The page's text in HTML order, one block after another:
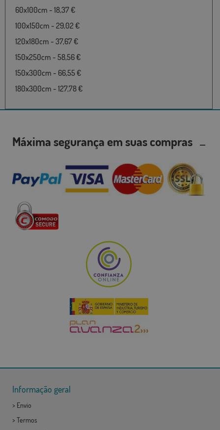
60x100cm - 18,37 €
100x150cm - 29,02 €
120x180cm - 37,67 €
150x250cm - 58,56 €
150x300cm - 66,55 €
180x300cm - 127,78 €
Máxima segurança em suas compras
Informação geral
> Envio
> Termos